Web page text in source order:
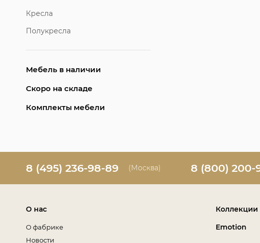
Кресла
Полукресла
Мебель в наличии
Скоро на складе
Комплекты мебели
8 (495) 236-98-89 (Москва) 8 (800) 200-
О нас
О фабрике
Новости
Коллекции
Emotion